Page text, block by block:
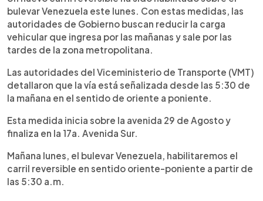
bulevar Venezuela este lunes. Con estas medidas, las
autoridades de Gobierno buscan reducir la carga
vehicular que ingresa por las mañanas y sale por las
tardes de la zona metropolitana.
Las autoridades del Viceministerio de Transporte (VMT)
detallaron que la vía está señalizada desde las 5:30 de
la mañana en el sentido de oriente a poniente.
Esta medida inicia sobre la avenida 29 de Agosto y
finaliza en la 17a. Avenida Sur.
Mañana lunes, el bulevar Venezuela, habilitaremos el
carril reversible en sentido oriente-poniente a partir de
las 5:30 a.m.